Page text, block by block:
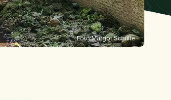
Foto Margot Schulte